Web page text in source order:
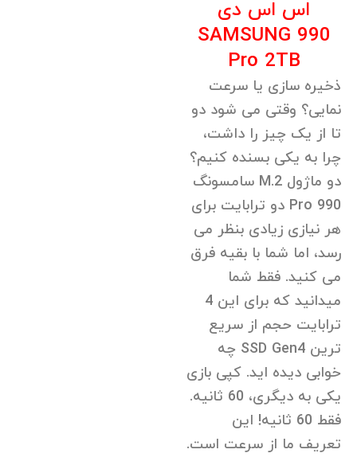
اس اس دی
SAMSUNG 990
Pro 2TB
ذخیره سازی یا سرعت
نمایی؟ وقتی می شود دو
تا از یک چیز را داشت،
چرا به یکی بسنده کنیم؟
دو ماژول M.2 سامسونگ
990 Pro دو ترابایت برای
هر نیازی زیادی بنظر می
رسد، اما شما با بقیه فرق
می کنید. فقط شما
میدانید که برای این 4
ترابایت حجم از سریع
ترین SSD Gen4 چه
خوابی دیده اید. کپی بازی
یکی به دیگری، 60 ثانیه.
فقط 60 ثانیه! این
تعریف ما از سرعت است.